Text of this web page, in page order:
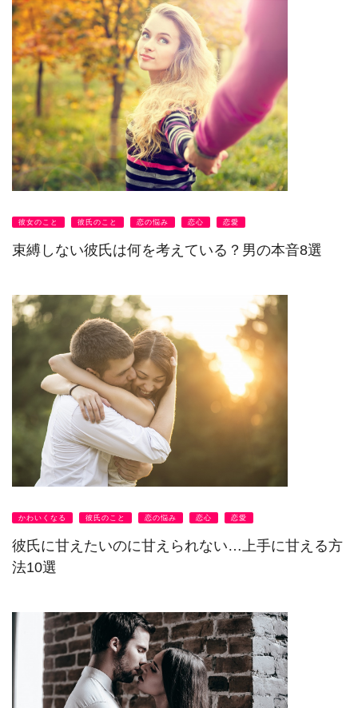
彼女のこと 彼氏のこと 恋の悩み 恋心 恋愛
束縛しない彼氏は何を考えている？男の本音8選
かわいくなる 彼氏のこと 恋の悩み 恋心 恋愛
彼氏に甘えたいのに甘えられない…上手に甘える方
法10選